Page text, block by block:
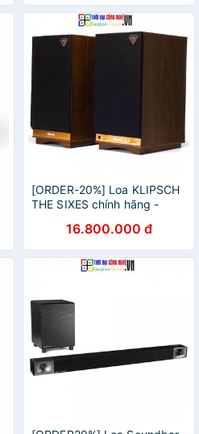
[ORDER-20%] Loa KLIPSCH
THE SIXES chính hãng -
16.800.000 đ